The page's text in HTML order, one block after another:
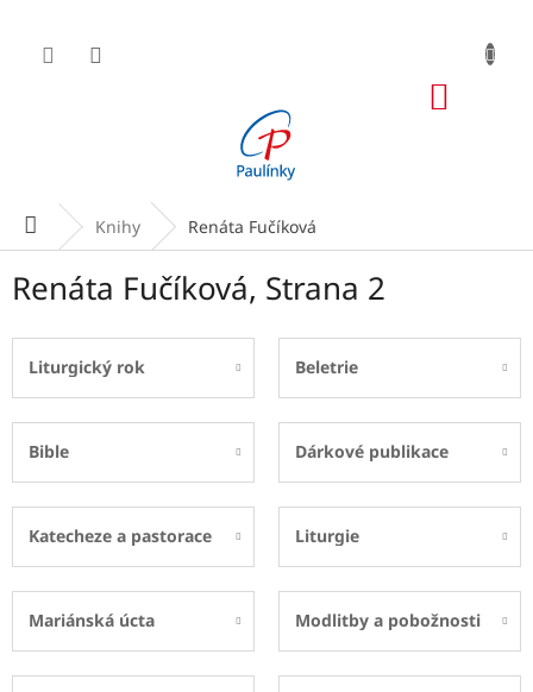
obsah
Domů Knihy Renáta Fučíková
Renáta Fučíková, Strana 2
Liturgický rok Beletrie
Bible Dárkové publikace
Katecheze a pastorace Liturgie
Mariánská úcta Modlitby a pobožnosti